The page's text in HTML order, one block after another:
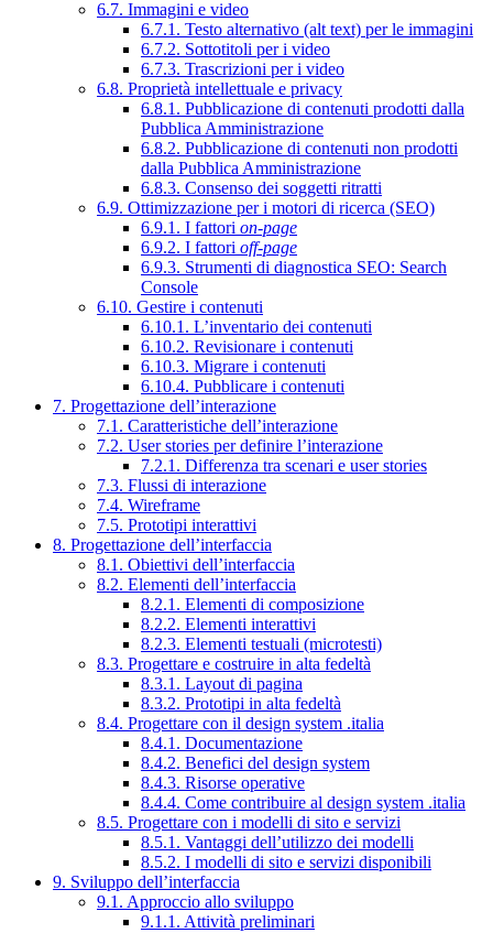
6.7. Immagini e video
6.7.1. Testo alternativo (alt text) per le immagini
6.7.2. Sottotitoli per i video
6.7.3. Trascrizioni per i video
6.8. Proprietà intellettuale e privacy
6.8.1. Pubblicazione di contenuti prodotti dalla
Pubblica Amministrazione
6.8.2. Pubblicazione di contenuti non prodotti
dalla Pubblica Amministrazione
6.8.3. Consenso dei soggetti ritratti
6.9. Ottimizzazione per i motori di ricerca (SEO)
6.9.1. I fattori on-page
6.9.2. I fattori off-page
6.9.3. Strumenti di diagnostica SEO: Search
Console
6.10. Gestire i contenuti
6.10.1. L’inventario dei contenuti
6.10.2. Revisionare i contenuti
6.10.3. Migrare i contenuti
6.10.4. Pubblicare i contenuti
7. Progettazione dell’interazione
7.1. Caratteristiche dell’interazione
7.2. User stories per definire l’interazione
7.2.1. Differenza tra scenari e user stories
7.3. Flussi di interazione
7.4. Wireframe
7.5. Prototipi interattivi
8. Progettazione dell’interfaccia
8.1. Obiettivi dell’interfaccia
8.2. Elementi dell’interfaccia
8.2.1. Elementi di composizione
8.2.2. Elementi interattivi
8.2.3. Elementi testuali (microtesti)
8.3. Progettare e costruire in alta fedeltà
8.3.1. Layout di pagina
8.3.2. Prototipi in alta fedeltà
8.4. Progettare con il design system .italia
8.4.1. Documentazione
8.4.2. Benefici del design system
8.4.3. Risorse operative
8.4.4. Come contribuire al design system .italia
8.5. Progettare con i modelli di sito e servizi
8.5.1. Vantaggi dell’utilizzo dei modelli
8.5.2. I modelli di sito e servizi disponibili
9. Sviluppo dell’interfaccia
9.1. Approccio allo sviluppo
9.1.1. Attività preliminari